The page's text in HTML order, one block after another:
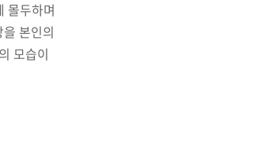
몰두하며
본인의
모습이